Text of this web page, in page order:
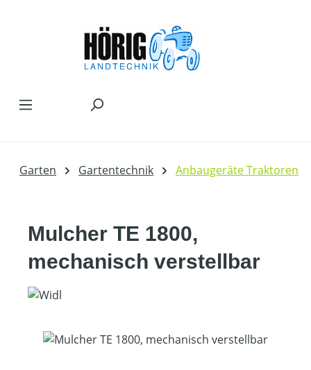
Garten Gartentechnik Anbaugeräte Traktoren
Mulcher TE 1800,
mechanisch verstellbar
Bildergalerie überspringen